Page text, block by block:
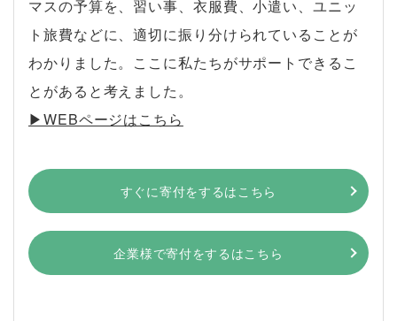
マスの予算を、習い事、衣服費、小遣い、ユニッ
ト旅費などに、適切に振り分けられていることが
わかりました。ここに私たちがサポートできるこ
とがあると考えました。
▶︎WEBページはこちら
すぐに寄付をするはこちら
企業様で寄付をするはこちら